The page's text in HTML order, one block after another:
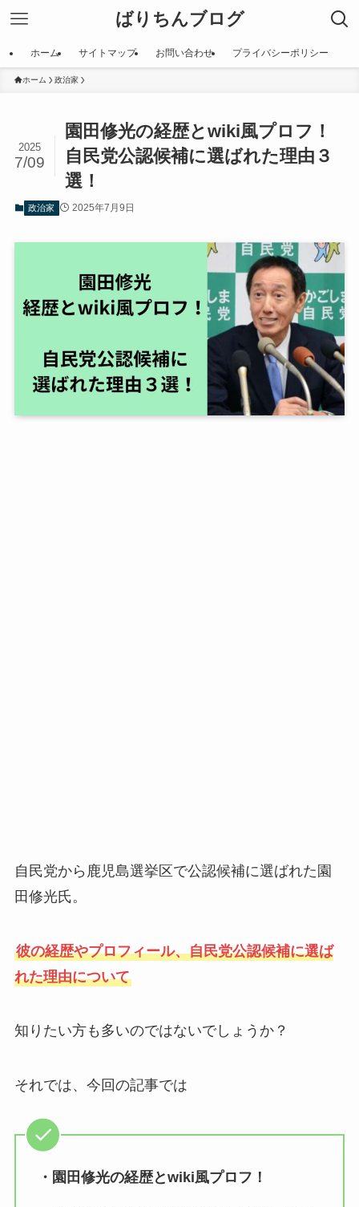
ばりちんブログ
ホーム サイトマップ お問い合わせ プライバシーポリシー
ホーム 政治家
園田修光の経歴とwiki風プロフ！
自民党公認候補に選ばれた理由３
選！
2025
7/09
政治家 2025年7月9日
自民党から鹿児島選挙区で公認候補に選ばれた園
田修光氏。
彼の経歴やプロフィール、自民党公認候補に選ば
れた理由について
知りたい方も多いのではないでしょうか？
それでは、今回の記事では
・園田修光の経歴とwiki風プロフ！